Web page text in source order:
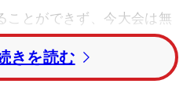
ことができず、今大会は無
もあり、ギャラリーの反応
がって初めて、ホールイ
。
きを読む